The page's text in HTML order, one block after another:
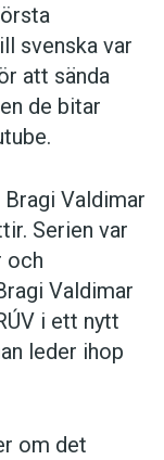
svenska var
att sända
de bitar
Bragi Valdimar
Serien var
och
Valdimar
i ett nytt
leder ihop
om det